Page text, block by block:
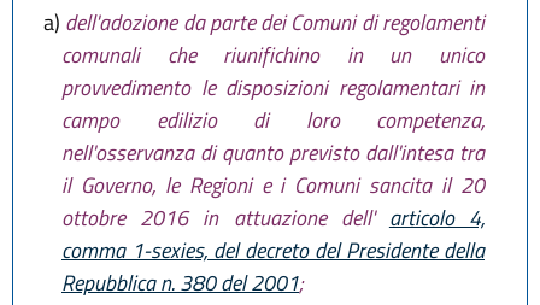
a) dell'adozione da parte dei Comuni di regolamenti
comunali che riunifichino in un unico
provvedimento le disposizioni regolamentari in
campo edilizio di loro competenza,
nell'osservanza di quanto previsto dall'intesa tra
il Governo, le Regioni e i Comuni sancita il 20
ottobre 2016 in attuazione dell' articolo 4,
comma 1-sexies, del decreto del Presidente della
Repubblica n. 380 del 2001;